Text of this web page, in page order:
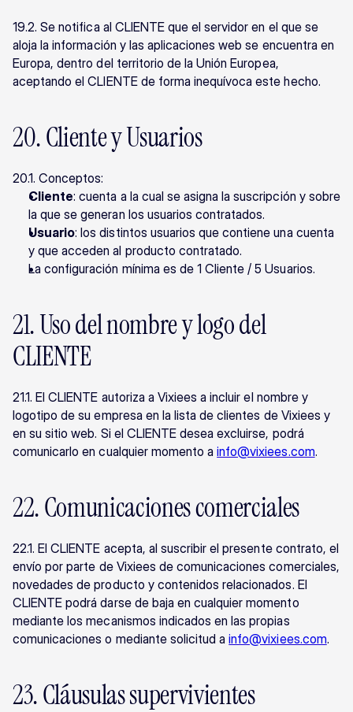
19.2. Se notifica al CLIENTE que el servidor en el que se
aloja la información y las aplicaciones web se encuentra en
Europa, dentro del territorio de la Unión Europea,
aceptando el CLIENTE de forma inequívoca este hecho.
20. Cliente y Usuarios
20.1. Conceptos:
Cliente: cuenta a la cual se asigna la suscripción y sobre
la que se generan los usuarios contratados.
Usuario: los distintos usuarios que contiene una cuenta
y que acceden al producto contratado.
La configuración mínima es de 1 Cliente / 5 Usuarios.
21. Uso del nombre y logo del
CLIENTE
21.1. El CLIENTE autoriza a Vixiees a incluir el nombre y
logotipo de su empresa en la lista de clientes de Vixiees y
en su sitio web. Si el CLIENTE desea excluirse, podrá
comunicarlo en cualquier momento a info@vixiees.com.
22. Comunicaciones comerciales
22.1. El CLIENTE acepta, al suscribir el presente contrato, el
envío por parte de Vixiees de comunicaciones comerciales,
novedades de producto y contenidos relacionados. El
CLIENTE podrá darse de baja en cualquier momento
mediante los mecanismos indicados en las propias
comunicaciones o mediante solicitud a info@vixiees.com.
23. Cláusulas supervivientes